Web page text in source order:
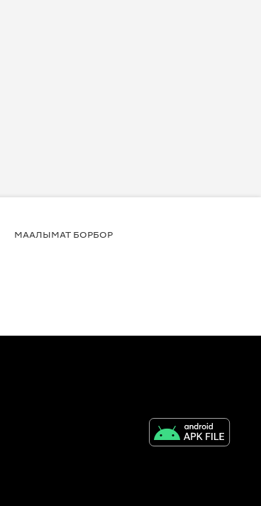
МААЛЫМАТ БОРБОР